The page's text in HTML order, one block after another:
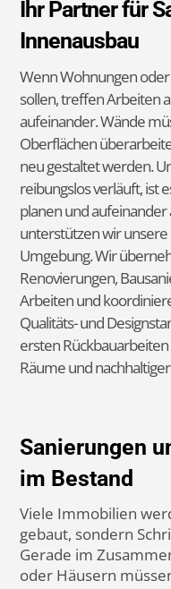
Bodenverlegung
Rohbau
Asbestsanierung
Entrümpelung
Wir sind
und
Ihr Partner für
Innenausbau